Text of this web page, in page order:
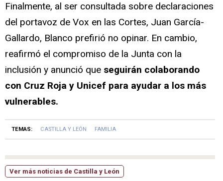
Finalmente, al ser consultada sobre declaraciones
del portavoz de Vox en las Cortes, Juan García-
Gallardo, Blanco prefirió no opinar. En cambio,
reafirmó el compromiso de la Junta con la
inclusión y anunció que seguirán colaborando
con Cruz Roja y Unicef para ayudar a los más
vulnerables.
TEMAS: CASTILLA Y LEÓN FAMILIA
Ver más noticias de Castilla y León